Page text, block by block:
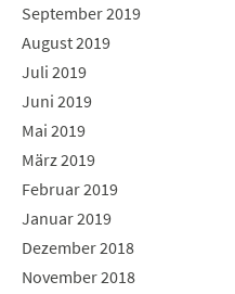
September 2019
August 2019
Juli 2019
Juni 2019
Mai 2019
März 2019
Februar 2019
Januar 2019
Dezember 2018
November 2018